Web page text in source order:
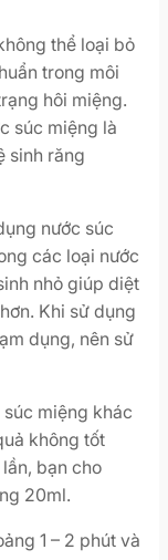
thể loại bỏ
trong môi
hôi miệng.
súc miệng là
sinh răng
nước súc
các loại nước
nhỏ giúp diệt
Khi sử dụng
dụng, nên sử
miệng khác
không tốt
bạn cho
20ml.
1 – 2 phút và